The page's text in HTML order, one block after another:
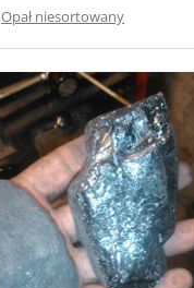
Opał niesortowany